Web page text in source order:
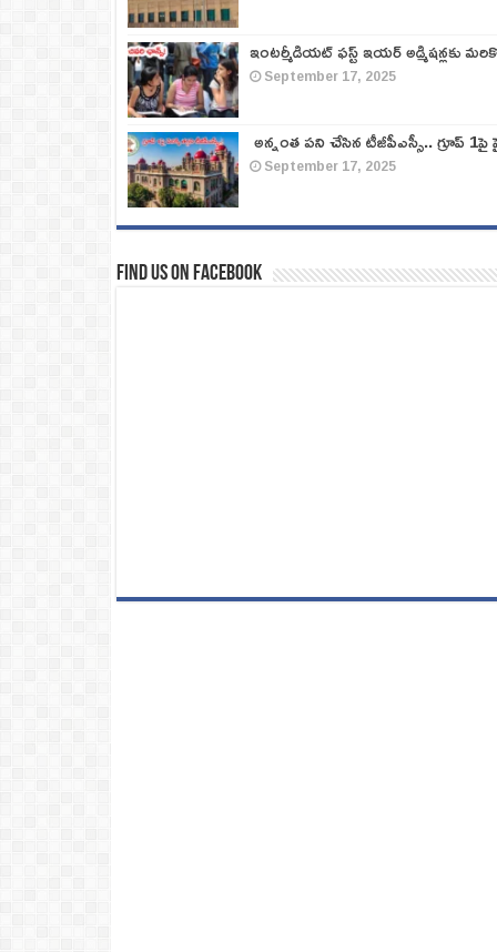
ఇంటర్మీడియట్ ఫస్ట్‌ ఇయర్‌ అడ్మిషన్లకు
September 17, 2025
అన్నంత పని చేసిన టీజీపీఎస్సీ.. గ్రూప్‌
September 17, 2025
Find us on Facebook